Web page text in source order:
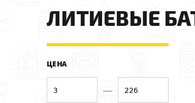
ЛИТИЕВЫЕ
ЦЕНА
—